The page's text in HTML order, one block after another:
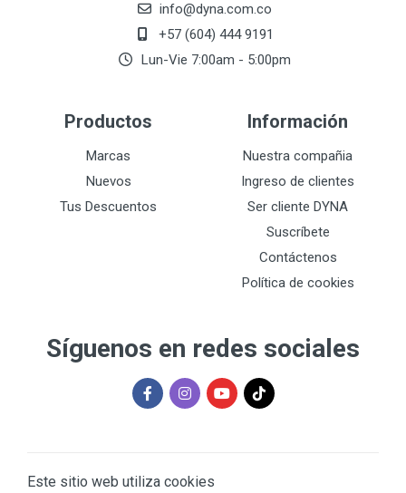
info@dyna.com.co
+57 (604) 444 9191
Lun-Vie 7:00am - 5:00pm
Productos
Marcas
Nuevos
Tus Descuentos
Información
Nuestra compañia
Ingreso de clientes
Ser cliente DYNA
Suscríbete
Contáctenos
Política de cookies
Síguenos en redes sociales
Este sitio web utiliza cookies